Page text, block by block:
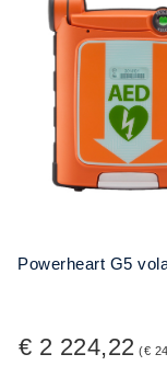
Powerheart G5
€ 2 224,22 (€